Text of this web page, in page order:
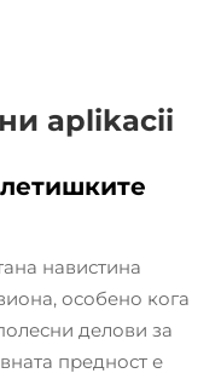
aplikacii
навистина
особено кога
делови за
предност е